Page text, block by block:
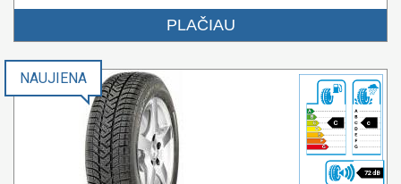
PLAČIAU
C c
72 dB
NAUJIENA